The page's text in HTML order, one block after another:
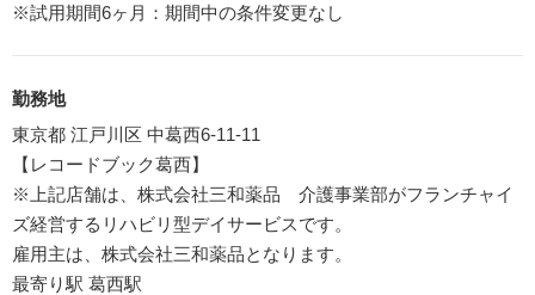
※試用期間6ヶ月：期間中の条件変更なし
勤務地
東京都 江戸川区 中葛西6-11-11
【レコードブック葛西】
※上記店舗は、株式会社三和薬品 介護事業部がフランチャイ
ズ経営するリハビリ型デイサービスです。
雇用主は、株式会社三和薬品となります。
最寄り駅 葛西駅